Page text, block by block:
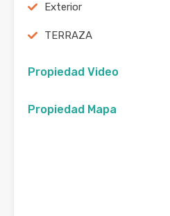
Exterior
TERRAZA
Propiedad Video
Propiedad Mapa